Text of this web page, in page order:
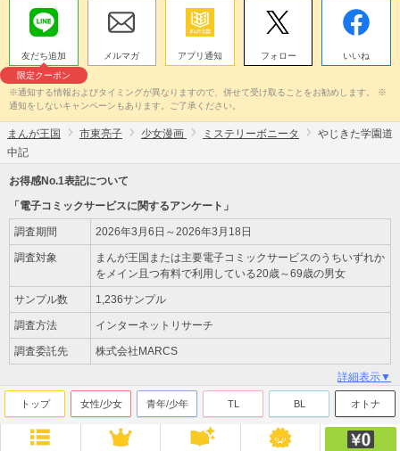
友だち追加
限定クーポン
メルマガ アプリ通知 フォロー いいね
※通知する情報およびタイミングが異なりますので、併せて受け取ることをお勧めします。 ※
通知をしないキャンペーンもあります。ご了承ください。
まんが王国 市東亮子 少女漫画 ミステリーボニータ
やじきた学園道
中記
お得感No.1表記について
「電子コミックサービスに関するアンケート」
調査期間 2026年3月6日～2026年3月18日
調査対象
まんが王国または主要電子コミックサービスのうちいずれか
をメイン且つ有料で利用している20歳～69歳の男女
サンプル数 1,236サンプル
調査方法 インターネットリサーチ
調査委託先 株式会社MARCS
詳細表示▼
トップ 女性/少女 青年/少年 TL BL オトナ